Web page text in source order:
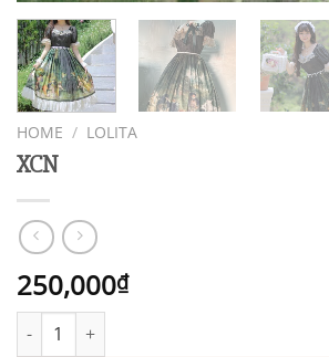
HOME / LOLITA
XCN
250,000₫
XCN quantity